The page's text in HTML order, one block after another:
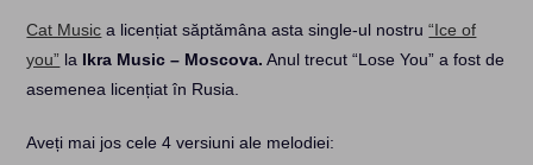
Cat Music a licențiat săptămâna asta single-ul nostru“Ice of
you” la Ikra Music – Moscova. Anul trecut “Lose You” a fost de
asemenea licențiat în Rusia.
Aveți mai jos cele 4 versiuni ale melodiei: